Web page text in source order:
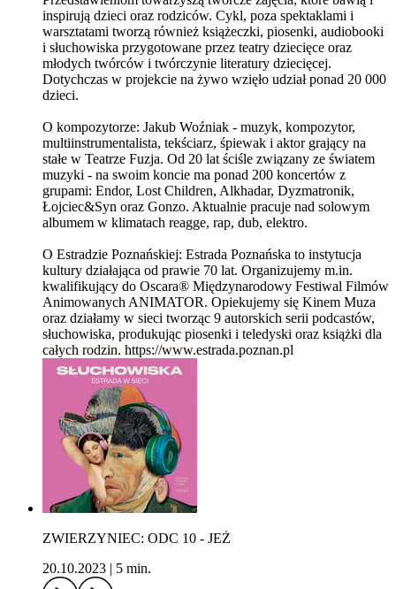
inspirują dzieci oraz rodziców. Cykl, poza spektaklami i
warsztatami tworzą również książeczki, piosenki, audiobooki
i słuchowiska przygotowane przez teatry dziecięce oraz
młodych twórców i twórczynie literatury dziecięcej.
Dotychczas w projekcie na żywo wzięło udział ponad 20 000
dzieci.
O kompozytorze: Jakub Woźniak - muzyk, kompozytor,
multiinstrumentalista, tekściarz, śpiewak i aktor grający na
stałe w Teatrze Fuzja. Od 20 lat ściśle związany ze światem
muzyki - na swoim koncie ma ponad 200 koncertów z
grupami: Endor, Lost Children, Alkhadar, Dyzmatronik,
Łojciec&Syn oraz Gonzo. Aktualnie pracuje nad solowym
albumem w klimatach reagge, rap, dub, elektro.
O Estradzie Poznańskiej: Estrada Poznańska to instytucja
kultury działająca od prawie 70 lat. Organizujemy m.in.
kwalifikujący do Oscara® Międzynarodowy Festiwal Filmów
Animowanych ANIMATOR. Opiekujemy się Kinem Muza
oraz działamy w sieci tworząc 9 autorskich serii podcastów,
słuchowiska, produkując piosenki i teledyski oraz książki dla
całych rodzin. https://www.estrada.poznan.pl
ZWIERZYNIEC: ODC 10 - JEŻ
20.10.2023 | 5 min.